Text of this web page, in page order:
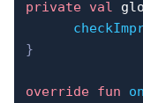
private val
}
override fun